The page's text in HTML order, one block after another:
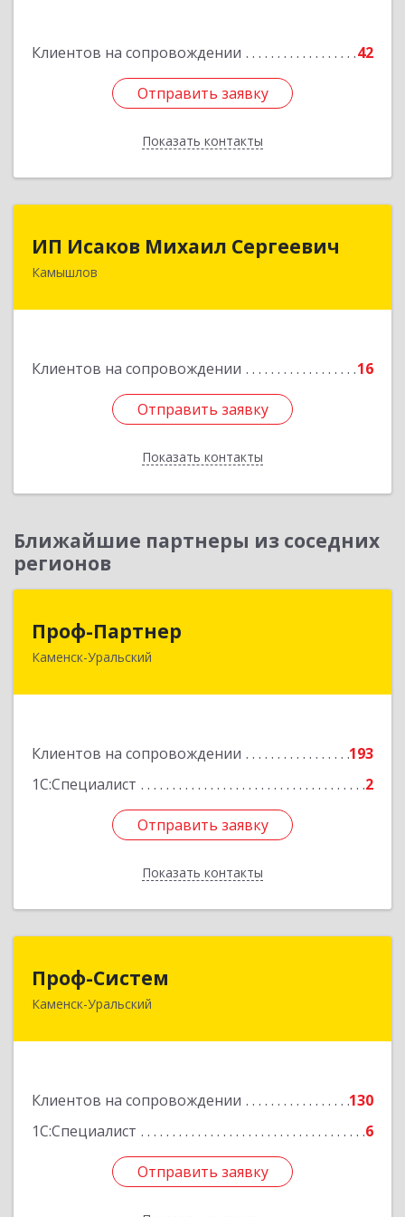
Клиентов на сопровождении 42
Отправить заявку
Показать контакты
Отправить заявку
Назад
ИП Исаков Михаил Сергеевич
Камышлов
Клиентов на сопровождении 16
Отправить заявку
Показать контакты
624860, Свердловская обл, Камышлов г, Ленина
Отправить заявку
Назад
Ближайшие партнеры из соседних
регионов
Проф-Партнер
Каменск-Уральский
Клиентов на сопровождении
193
1С:Специалист
2
Отправить заявку
Показать контакты
623406, Свердловская обл, Каменск-Уральский
Отправить заявку
Назад
Проф-Систем
Каменск-Уральский
Клиентов на сопровождении
130
1С:Специалист
6
Отправить заявку
623406, Свердловская обл, Каменск-Уральский
Отправить заявку